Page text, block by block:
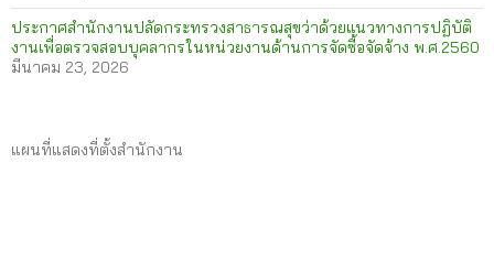
ประกาศสำนักงานปลัดกระทรวงสาธารณสุขว่าด้วยแนวทางการปฏิบัติ
งานเพื่อตรวจสอบบุคลากรในหน่วยงานด้านการจัดซื้อจัดจ้าง พ.ศ.2560
มีนาคม 23, 2026
แผนที่แสดงที่ตั้งสำนักงาน